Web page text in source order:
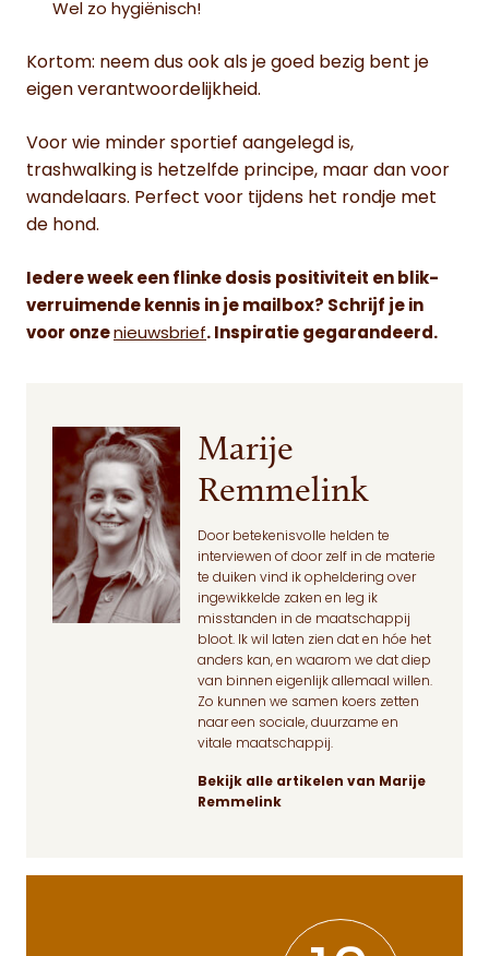
Wel zo hygiënisch!
Kortom: neem dus ook als je goed bezig bent je
eigen verantwoordelijkheid.
Voor wie minder sportief aangelegd is,
trashwalking is hetzelfde principe, maar dan voor
wandelaars. Perfect voor tijdens het rondje met
de hond.
Iedere week een flinke dosis positiviteit en blik-
verruimende kennis in je mailbox? Schrijf je in
voor onze nieuwsbrief. Inspiratie gegarandeerd.
Marije
Remmelink
Door betekenisvolle helden te
interviewen of door zelf in de materie
te duiken vind ik opheldering over
ingewikkelde zaken en leg ik
misstanden in de maatschappij
bloot. Ik wil laten zien dat en hóe het
anders kan, en waarom we dat diep
van binnen eigenlijk allemaal willen.
Zo kunnen we samen koers zetten
naar een sociale, duurzame en
vitale maatschappij.
Bekijk alle artikelen van Marije
Remmelink